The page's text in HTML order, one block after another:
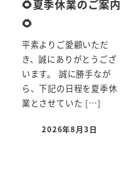
🌻夏季休業のご案内
🌻
平素よりご愛顧いただ
き、誠にありがとうござ
います。 誠に勝手なが
ら、下記の日程を夏季休
業とさせていた […]
2026年8月3日